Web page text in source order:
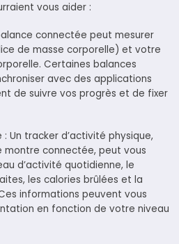
vous aider :
connectée peut mesurer
de masse corporelle) et votre
Certaines balances
avec des applications
de suivre vos progrès et de fixer
Un tracker d’activité physique,
montre connectée, peut vous
d’activité quotidienne, le
les calories brûlées et la
informations peuvent vous
en fonction de votre niveau